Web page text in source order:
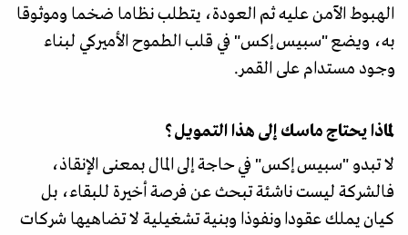
الهبوط الآمن عليه ثم العودة، يتطلب نظاما ضخما وموثوقا
به، ويضع "سبيس إكس" في قلب الطموح الأميركي لبناء
وجود مستدام على القمر.
لماذا يحتاج ماسك إلى هذا التمويل؟
لا تبدو "سبيس إكس" في حاجة إلى المال بمعنى الإنقاذ،
فالشركة ليست ناشئة تبحث عن فرصة أخيرة للبقاء، بل
كيان يملك عقودا ونفوذا وبنية تشغيلية لا تضاهيها شركات